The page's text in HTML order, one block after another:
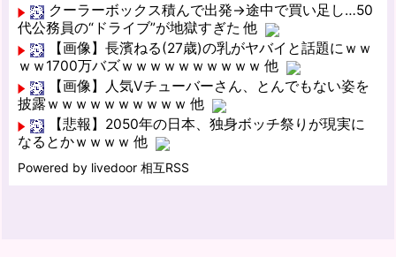
クーラーボックス積んで出発→途中で買い足し…50
代公務員の“ドライブ”が地獄すぎた 他
【画像】長濱ねる(27歳)の乳がヤバイと話題にｗｗ
ｗｗ1700万バズｗｗｗｗｗｗｗｗｗｗ 他
【画像】人気Vチューバーさん、とんでもない姿を
披露ｗｗｗｗｗｗｗｗｗｗ 他
【悲報】2050年の日本、独身ボッチ祭りが現実に
なるとかｗｗｗｗ 他
Powered by livedoor 相互RSS